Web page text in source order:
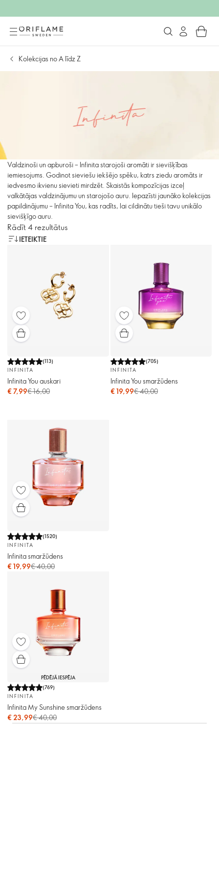
Kolekcijas no A līdz Z
Valdzinoši un apburoši – Infinita starojoši aromāti ir sievišķības
iemiesojums. Godinot sieviešu iekšējo spēku, katrs ziedu aromāts ir
iedvesmo ikvienu sievieti mirdzēt. Skaistās kompozīcijas izceļ
valkātājas valdzinājumu un starojošo auru. Iepazīsti jaunāko kolekcijas
papildinājumu – Infinita You, kas radīts, lai cildinātu tieši tavu unikālo
sievišķīgo auru.
Rādīt 4 rezultātus
IETEIKTIE
(113)
INFINITA
Infinita You auskari
€ 7,99€ 16,00
(705)
INFINITA
Infinita You smaržūdens
€ 19,99€ 40,00
(1520)
INFINITA
Infinita smaržūdens
€ 19,99€ 40,00
PĒDĒJĀ IESPĒJA
(769)
INFINITA
Infinita My Sunshine smaržūdens
€ 23,99€ 40,00